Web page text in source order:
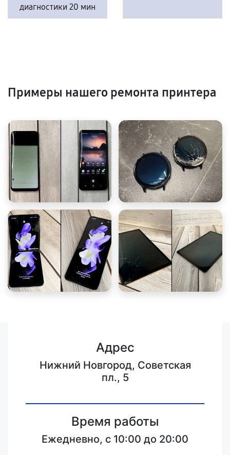
диагностики 20 мин
Примеры нашего ремонта принтера
Адрес
Нижний Новгород, Советская
пл., 5
Время работы
Ежедневно, с 10:00 до 20:00